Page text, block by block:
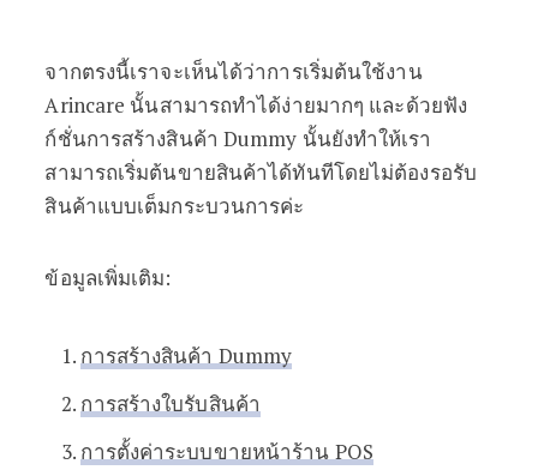
จากตรงนี้เราจะเห็นได้ว่าการเริ่มต้นใช้งาน
Arincare นั้นสามารถทำได้ง่ายมากๆ และด้วยฟัง
ก์ชั่นการสร้างสินค้า Dummy นั้นยังทำให้เรา
สามารถเริ่มต้นขายสินค้าได้ทันทีโดยไม่ต้องรอรับ
สินค้าแบบเต็มกระบวนการค่ะ
ข้อมูลเพิ่มเติม:
การสร้างสินค้า Dummy
การสร้างใบรับสินค้า
การตั้งค่าระบบขายหน้าร้าน POS